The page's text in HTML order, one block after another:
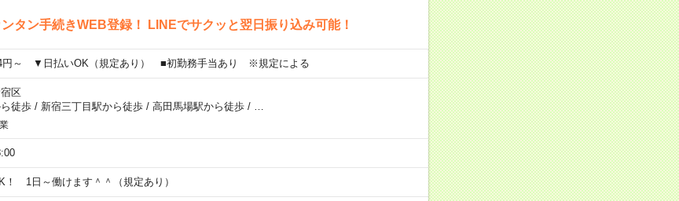
タン手続きWEB登録！ LINEでサクッと翌日振り込み可能！
円～ ▼日払いOK（規定あり） ■初勤務手当あり ※規定による
区
徒歩/ 新宿三丁目駅から徒歩/ 高田馬場駅から徒歩/ …
！ 1日～働けます＾＾（規定あり）